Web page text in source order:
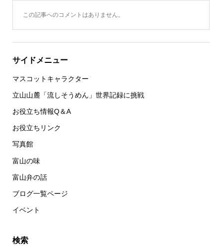
この記事へのコメントはありません。
サイドメニュー
マスコットキャラクター
立山山麓「流しそうめん」世界記録に挑戦
お役立ち情報Q＆A
お役立ちリンク
写真館
富山の味
富山弁の話
ブログ一覧ページ
イベント
検索